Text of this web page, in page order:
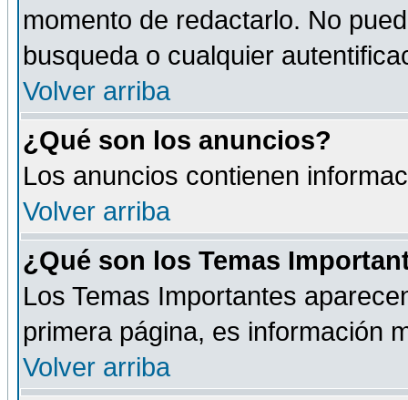
momento de redactarlo. No
busqueda o cualquier
Volver arriba
¿Qué son los anuncios?
Los anuncios contienen
Volver arriba
¿Qué son los Temas
Los Temas Importantes
primera página, es información
Volver arriba